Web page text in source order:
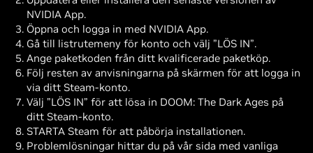
NVIDIA App.
Öppna och logga in med NVIDIA App.
Gå till listrutemeny för konto och välj ”LÖS IN”.
Ange paketkoden från ditt kvalificerade paketköp.
Följ resten av anvisningarna på skärmen för att logga in
via ditt Steam-konto.
Välj ”LÖS IN” för att lösa in DOOM: The Dark Ages på
ditt Steam-konto.
STARTA Steam för att påbörja installationen.
Problemlösningar hittar du på vår sida med vanliga